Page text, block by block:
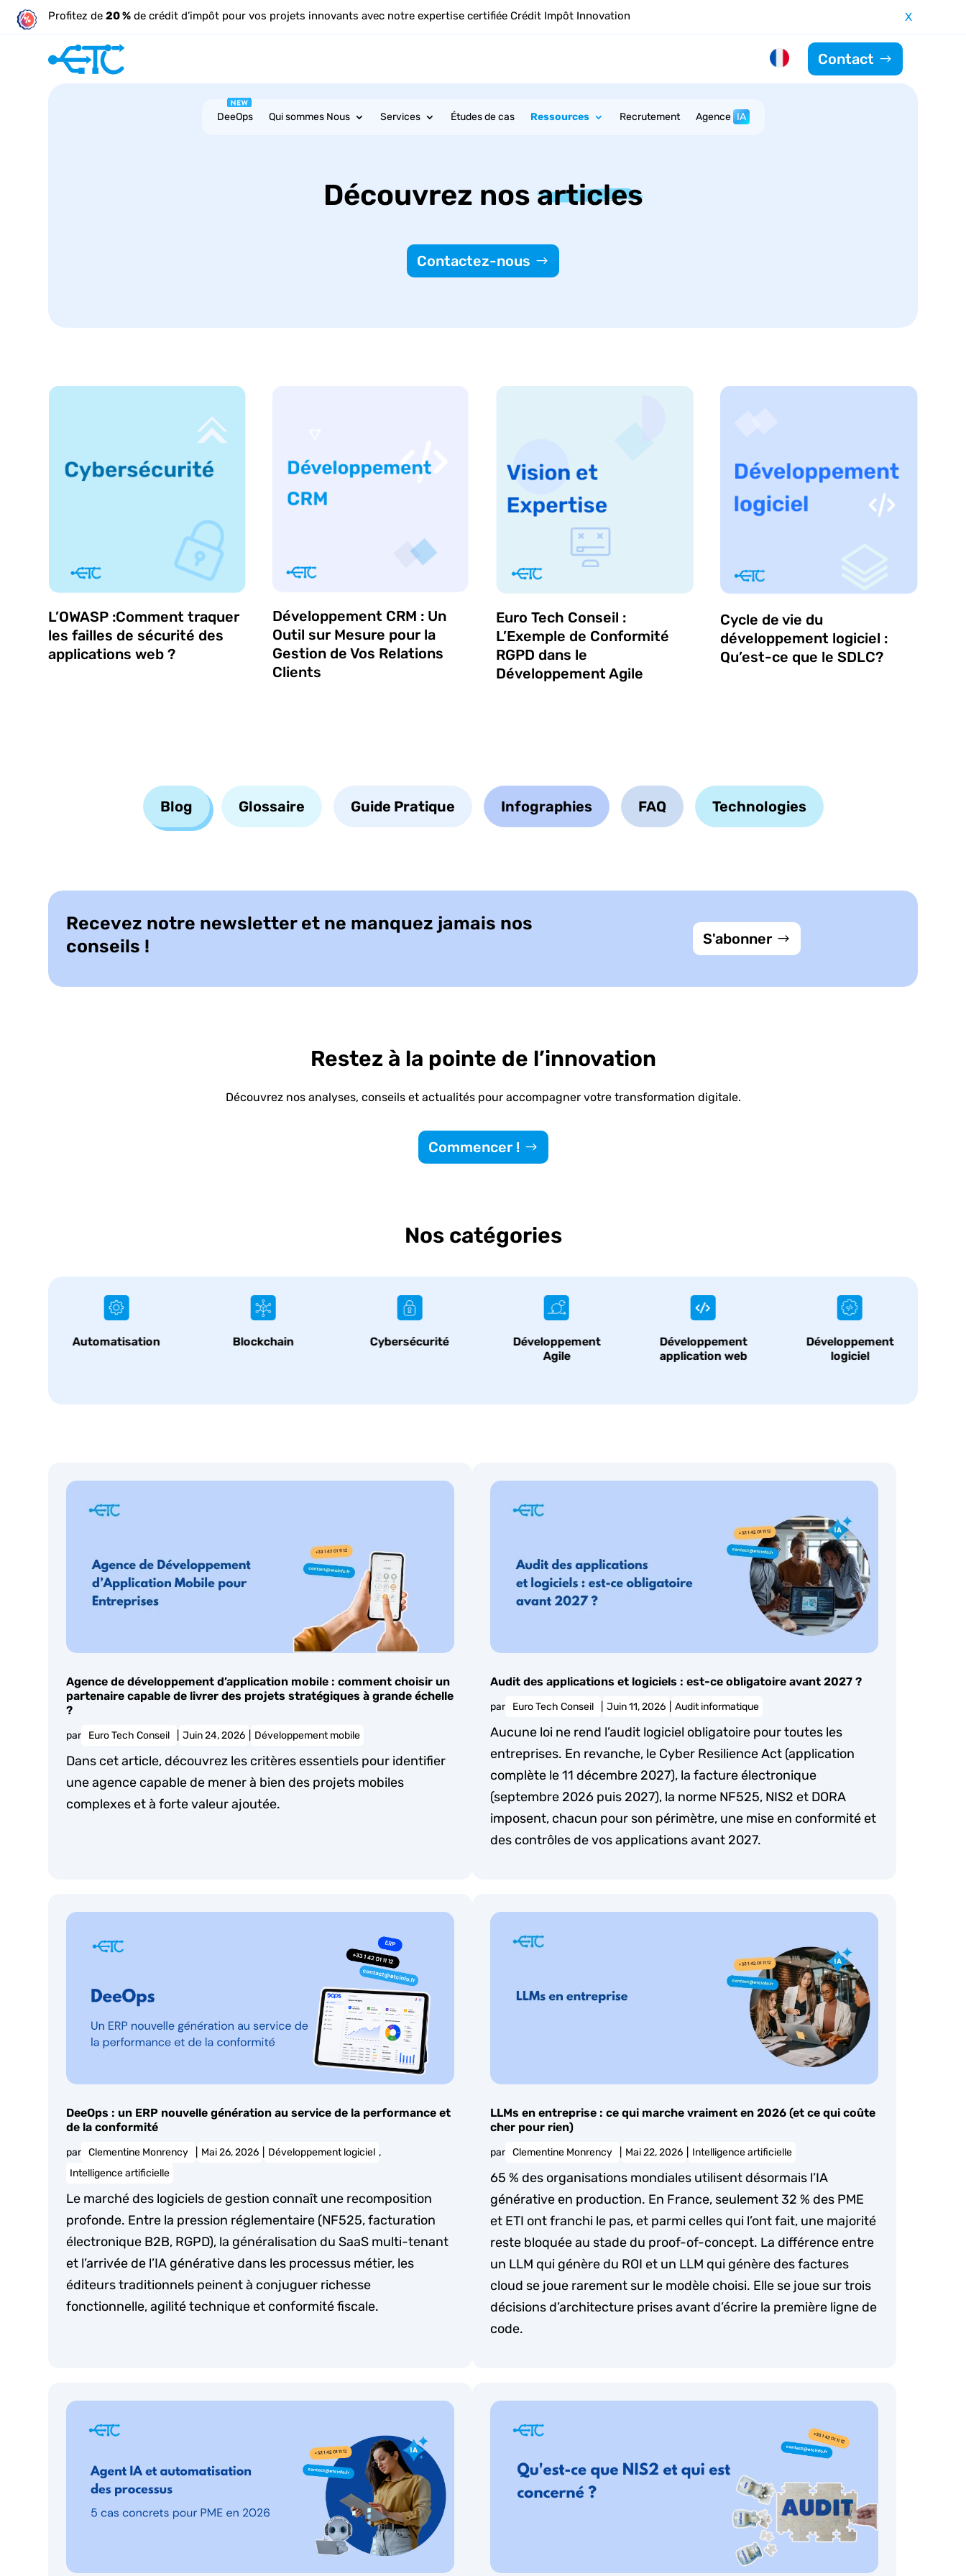
Profitez de20 % de crédit d’impôt pour vos projets innovants avec notre expertise certifiée Crédit Impôt Innovation X
Contact
DeeOps Qui sommes Nous Services Études de cas Ressources Recrutement Agence IA
Découvrez nos articles
Contactez-nous
L’OWASP :Comment traquer
les failles de sécurité des
applications web ?
Développement CRM : Un
Outil sur Mesure pour la
Gestion de Vos Relations
Clients
Euro Tech Conseil :
L’Exemple de Conformité
RGPD dans le
Développement Agile
Cycle de vie du
développement logiciel :
Qu’est-ce que le SDLC?
Blog Glossaire Guide Pratique Infographies FAQ Technologies
Recevez notre newsletter et ne manquez jamais nos
conseils !
S'abonner
Restez à la pointe de l’innovation
Découvrez nos analyses, conseils et actualités pour accompagner votre transformation digitale.
Commencer !
Nos catégories
Blockchain Cybersécurité
Développement
Développement
application web
Développement
logiciel
Développement
mobile
Agence de développement d’application mobile : comment choisir un
partenaire capable de livrer des projets stratégiques à grande échelle
?
par Euro Tech Conseil Juin 24, 2026 Développement mobile
Dans cet article, découvrez les critères essentiels pour identifier
une agence capable de mener à bien des projets mobiles
complexes et à forte valeur ajoutée.
Audit des applications et logiciels : est-ce obligatoire avant 2027 ?
par Euro Tech Conseil Juin 11, 2026 Audit informatique
Aucune loi ne rend l’audit logiciel obligatoire pour toutes les
entreprises. En revanche, le Cyber Resilience Act (application
complète le 11 décembre 2027), la facture électronique
(septembre 2026 puis 2027), la norme NF525, NIS2 et DORA
imposent, chacun pour son périmètre, une mise en conformité et
des contrôles de vos applications avant 2027.
DeeOps : un ERP nouvelle génération au service de la performance et
de la conformité
par Clementine Monrency Mai 26, 2026 Développement logiciel ,
Intelligence artificielle
Le marché des logiciels de gestion connaît une recomposition
profonde. Entre la pression réglementaire (NF525, facturation
électronique B2B, RGPD), la généralisation du SaaS multi-tenant
et l’arrivée de l’IA générative dans les processus métier, les
éditeurs traditionnels peinent à conjuguer richesse
fonctionnelle, agilité technique et conformité fiscale.
LLMs en entreprise : ce qui marche vraiment en 2026 (et ce qui coûte
cher pour rien)
par Clementine Monrency Mai 22, 2026 Intelligence artificielle
65 % des organisations mondiales utilisent désormais l’IA
générative en production. En France, seulement 32 % des PME
et ETI ont franchi le pas, et parmi celles qui l’ont fait, une majorité
reste bloquée au stade du proof-of-concept. La différence entre
un LLM qui génère du ROI et un LLM qui génère des factures
cloud se joue rarement sur le modèle choisi. Elle se joue sur trois
décisions d’architecture prises avant d’écrire la première ligne de
code.